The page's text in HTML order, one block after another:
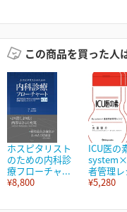
この商品を買った人
ホスピタリスト
のための内科診
療フローチャ...
¥8,800
ICU医
者管理レ
¥5,280